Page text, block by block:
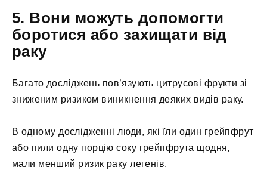
5. Вони можуть допомогти
боротися або захищати від
раку
Багато досліджень пов’язують цитрусові фрукти зі
зниженим ризиком виникнення деяких видів раку.
В одному дослідженні люди, які їли один грейпфрут
або пили одну порцію соку грейпфрута щодня,
мали менший ризик раку легенів.